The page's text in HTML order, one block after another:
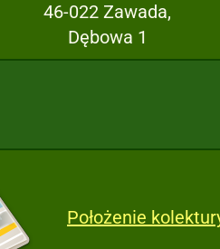
46-022 Zawada,
Dębowa 1
Położenie